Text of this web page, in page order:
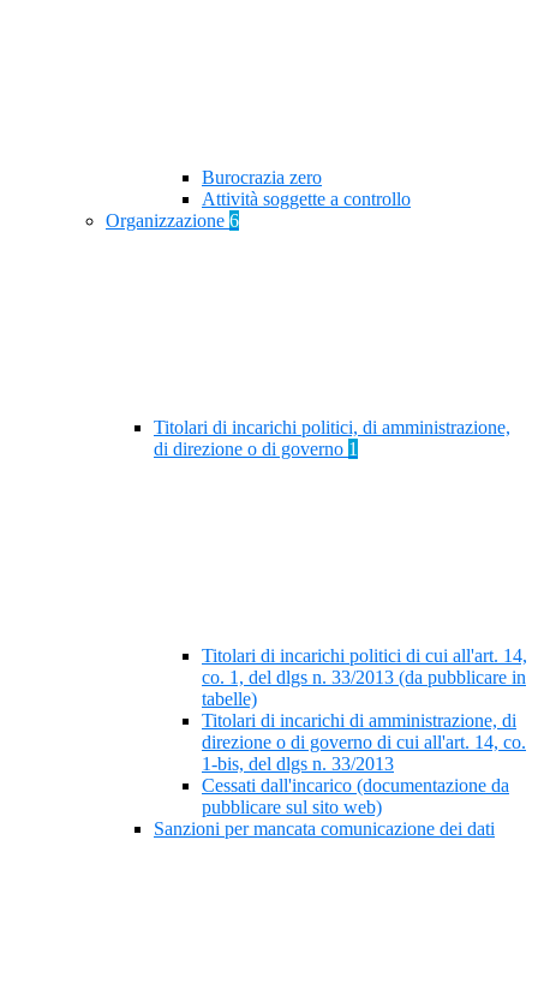
Burocrazia zero
Attività soggette a controllo
Organizzazione 6
Titolari di incarichi politici, di amministrazione,
di direzione o di governo 1
Titolari di incarichi politici di cui all'art. 14,
co. 1, del dlgs n. 33/2013 (da pubblicare in
tabelle)
Titolari di incarichi di amministrazione, di
direzione o di governo di cui all'art. 14, co.
1-bis, del dlgs n. 33/2013
Cessati dall'incarico (documentazione da
pubblicare sul sito web)
Sanzioni per mancata comunicazione dei dati